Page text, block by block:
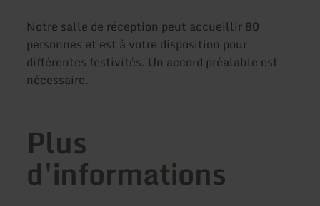
Notre salle de réception peut accueillir 80
personnes et est à votre disposition pour
différentes festivités. Un accord préalable est
nécessaire.
Plus
d'informations